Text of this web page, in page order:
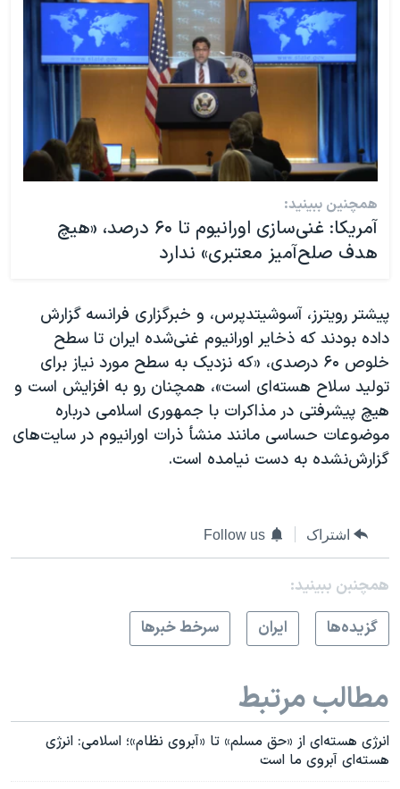
همچنین ببینید:
آمریکا: غنی‌سازی اورانیوم تا ۶۰ درصد، «هیچ
هدف صلح‌آمیز معتبری» ندارد
پیشتر رویترز، آسوشیتدپرس، و خبرگزاری فرانسه گزارش
داده بودند که ذخایر اورانیوم غنی‌شده ایران تا سطح
خلوص ۶۰ درصدی، «که نزدیک به سطح مورد نیاز برای
تولید سلاح هسته‌ای است»، همچنان رو به افزایش است و
هیچ پیشرفتی در مذاکرات با جمهوری اسلامی درباره
موضوعات حساسی مانند منشأ ذرات اورانیوم در سایت‌های
گزارش‌نشده به دست نیامده است.
اشتراک Follow us
همچنبن ببینید:
گزيده‌ها
ايران سرخط خبرها
مطالب مرتبط
انرژی هسته‌ای از «حق مسلم» تا «آبروی نظام»؛ اسلامی:‌ انرژی
هسته‌ای آبروی ما است